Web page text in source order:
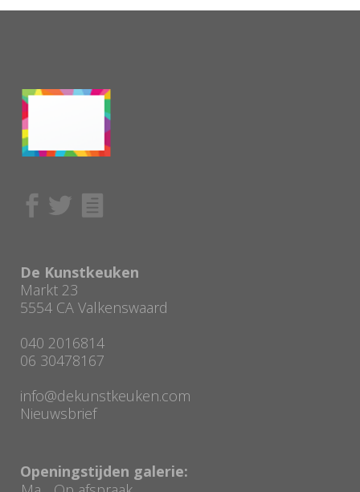
De Kunstkeuken
Markt 23
5554 CA Valkenswaard
040 2016814
06 30478167
info@dekunstkeuken.com
Nieuwsbrief
Openingstijden galerie: